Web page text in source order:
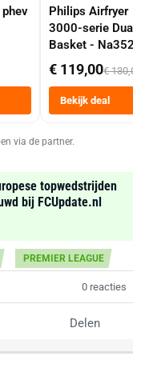
Philips Airfryer
3000-serie Dual
Basket -
Dubbele Mand 9
Tot 6 Personen
Heteluchtfriteuse
Zwart
€ 119,00€ 130,00
Bekijk deal
via de partner.
topwedstrijden
bij FCUpdate.nl
PREMIER LEAGUE
0 reacties
Delen